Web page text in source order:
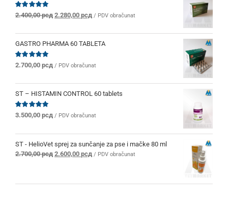
Ocenjeno
od 5
2.400,00рсд Originalna
je
bila:
2.280,00 рсд Trenutna
je:
2.280,00 рсд.
/ PDV obračunat
GASTRO PHARMA 60 TABLETA
Ocenjeno
od 5
2.700,00 рсд / PDV obračunat
ST – HISTAMIN CONTROL 60 tablets
Ocenjeno
od 5
3.500,00 рсд / PDV obračunat
ST - HelioVet sprej za sunčanje za pse i mačke 80 ml
2.700,00рсд Originalna
bila:
2.600,00 рсд Trenutna
2.600,00 рсд.
/ PDV obračunat